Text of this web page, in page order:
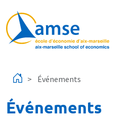
Événements
Événements